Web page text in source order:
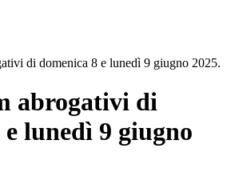
di domenica 8 e lunedì 9 giugno 2025.
abrogativi di
lunedì 9 giugno